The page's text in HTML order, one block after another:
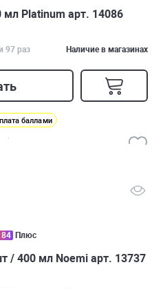
Platinum арт. 14086
97 раз Наличие в магазинах
баллами
84 Плюс
400 мл Noemi арт. 13737